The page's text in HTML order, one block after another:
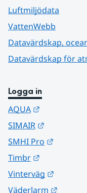
Luftmiljödata
VattenWebb
Datavärdskap,
Datavärdskap för
Logga in
AQUA
SIMAIR
SMHI Pro
Timbr
Vinterväg
Väderlarm